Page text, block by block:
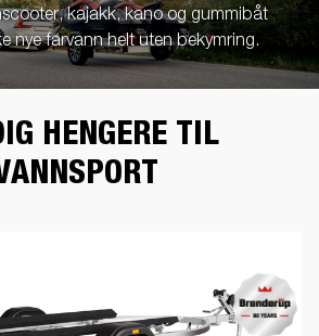
kajakk, kano og gummibåt
nye farvann helt uten bekymring.
HENGERE TIL